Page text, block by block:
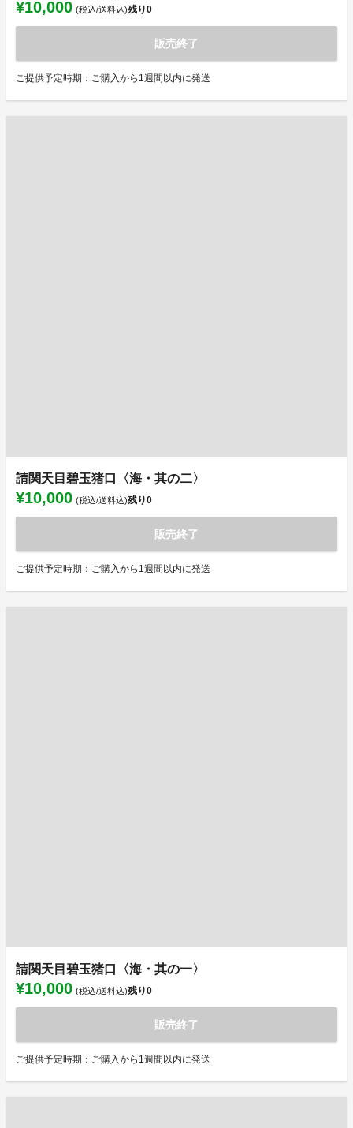
¥10,000 (税込/送料込)残り0
販売終了
ご提供予定時期：ご購入から1週間以内に発送
請関天目碧玉猪口〈海・其の二〉
¥10,000 (税込/送料込)残り0
販売終了
ご提供予定時期：ご購入から1週間以内に発送
請関天目碧玉猪口〈海・其の一〉
¥10,000 (税込/送料込)残り0
販売終了
ご提供予定時期：ご購入から1週間以内に発送